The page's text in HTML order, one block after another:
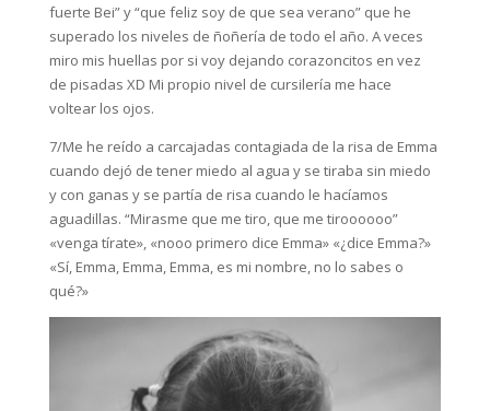
fuerte Bei” y “que feliz soy de que sea verano” que he
superado los niveles de ñoñería de todo el año. A veces
miro mis huellas por si voy dejando corazoncitos en vez
de pisadas XD Mi propio nivel de cursilería me hace
voltear los ojos.
7/Me he reído a carcajadas contagiada de la risa de Emma
cuando dejó de tener miedo al agua y se tiraba sin miedo
y con ganas y se partía de risa cuando le hacíamos
aguadillas. “Mirasme que me tiro, que me tiroooooo”
«venga tírate», «nooo primero dice Emma» «¿dice Emma?»
«Sí, Emma, Emma, Emma, es mi nombre, no lo sabes o
qué?»